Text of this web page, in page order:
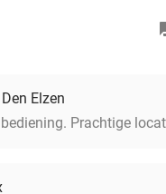
Elzen
Prachtige